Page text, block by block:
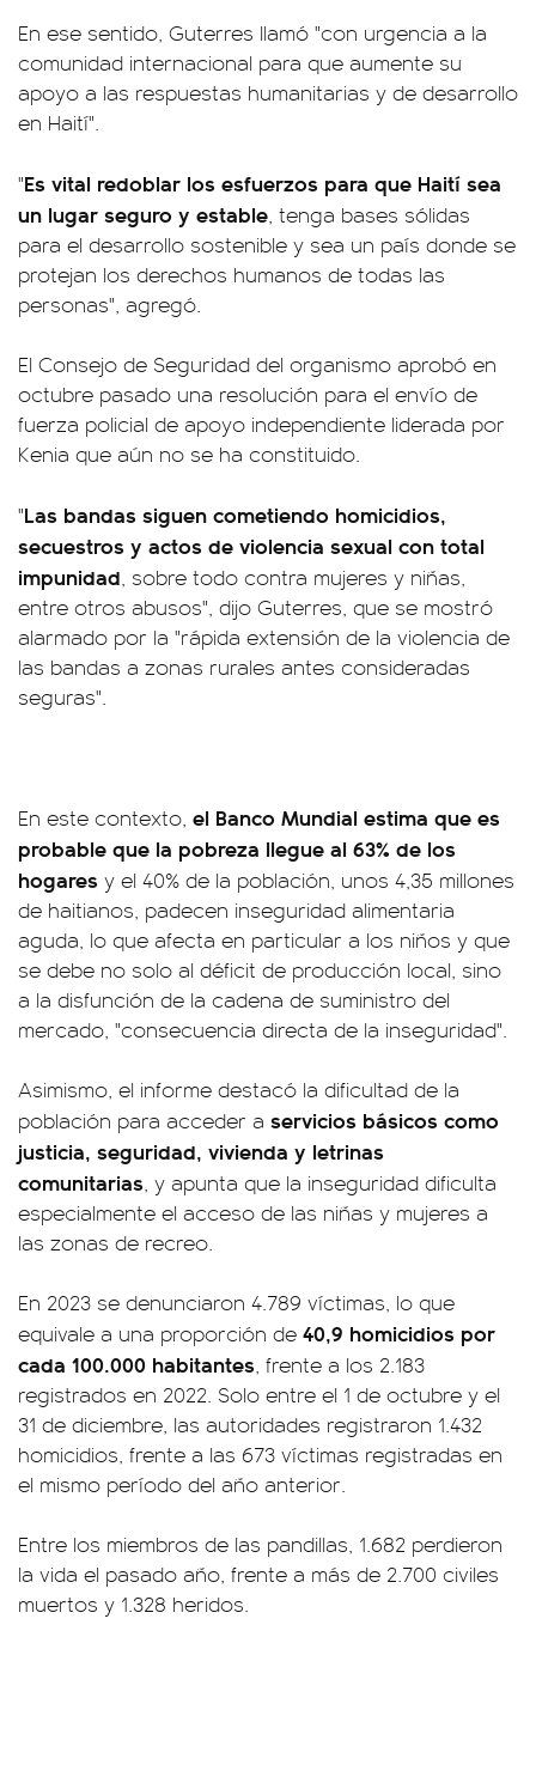
En ese sentido, Guterres llamó "con urgencia a la
comunidad internacional para que aumente su
apoyo a las respuestas humanitarias y de desarrollo
en Haití".
"Es vital redoblar los esfuerzos para que Haití sea
un lugar seguro y estable, tenga bases sólidas
para el desarrollo sostenible y sea un país donde se
protejan los derechos humanos de todas las
personas", agregó.
El Consejo de Seguridad del organismo aprobó en
octubre pasado una resolución para el envío de
fuerza policial de apoyo independiente liderada por
Kenia que aún no se ha constituido.
"Las bandas siguen cometiendo homicidios,
secuestros y actos de violencia sexual con total
impunidad, sobre todo contra mujeres y niñas,
entre otros abusos", dijo Guterres, que se mostró
alarmado por la "rápida extensión de la violencia de
las bandas a zonas rurales antes consideradas
seguras".
En este contexto, el Banco Mundial estima que es
probable que la pobreza llegue al 63% de los
hogares y el 40% de la población, unos 4,35 millones
de haitianos, padecen inseguridad alimentaria
aguda, lo que afecta en particular a los niños y que
se debe no solo al déficit de producción local, sino
a la disfunción de la cadena de suministro del
mercado, "consecuencia directa de la inseguridad".
Asimismo, el informe destacó la dificultad de la
población para acceder a servicios básicos como
justicia, seguridad, vivienda y letrinas
comunitarias, y apunta que la inseguridad dificulta
especialmente el acceso de las niñas y mujeres a
las zonas de recreo.
En 2023 se denunciaron 4.789 víctimas, lo que
equivale a una proporción de 40,9 homicidios por
cada 100.000 habitantes, frente a los 2.183
registrados en 2022. Solo entre el 1 de octubre y el
31 de diciembre, las autoridades registraron 1.432
homicidios, frente a las 673 víctimas registradas en
el mismo período del año anterior.
Entre los miembros de las pandillas, 1.682 perdieron
la vida el pasado año, frente a más de 2.700 civiles
muertos y 1.328 heridos.